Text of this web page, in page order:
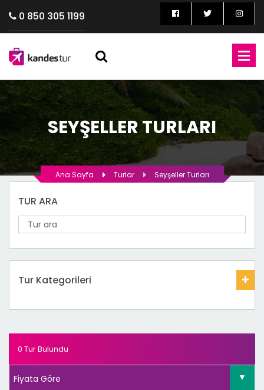
0 850 305 1199
SEYŞELLER TURLARI
Ana Sayfa Turlar Seyşeller Turları
TUR ARA
Tur Kategorileri
0 Tur Bulundu